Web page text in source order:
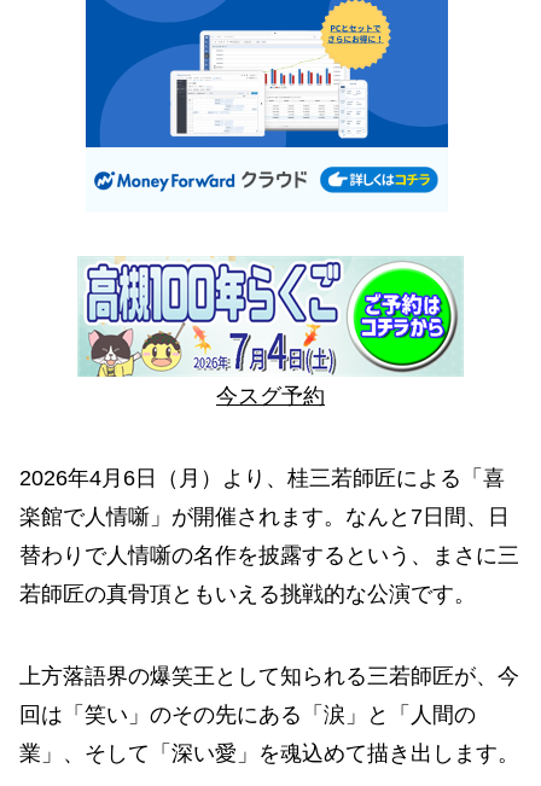
今スグ予約
2026年4月6日（月）より、桂三若師匠による「喜
楽館で人情噺」が開催されます。なんと7日間、日
替わりで人情噺の名作を披露するという、まさに三
若師匠の真骨頂ともいえる挑戦的な公演です。
上方落語界の爆笑王として知られる三若師匠が、今
回は「笑い」のその先にある「涙」と「人間の
業」、そして「深い愛」を魂込めて描き出します。